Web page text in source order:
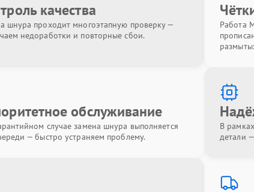
качества
шнура проходит многоэтапную проверку —
недоработки и повторные сбои.
Работа
обслуживание
случае замена шнура выполняется
— быстро устраняем проблему.
В
детали